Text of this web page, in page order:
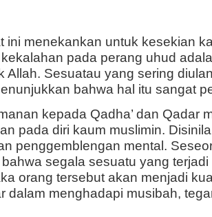
menekankan untuk kesekian
pada perang uhud
Allah. Sesuatau yang sering
bahwa hal itu sangat
kepada Qadha’ dan Qadar
pada diri kaum muslimin.
penggemblengan mental.
segala sesuatu yang
orang tersebut akan menjadi
dalam menghadapi musibah,